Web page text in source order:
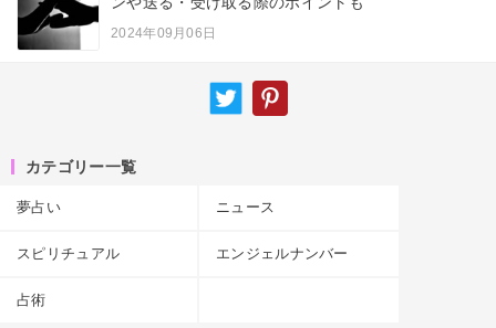
2024年09月06日
カテゴリー一覧
夢占い ニュース
スピリチュアル エンジェルナンバー
占術